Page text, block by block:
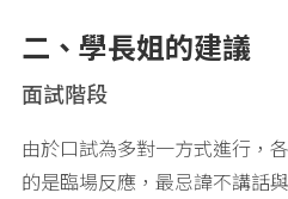
二、學長姐的建議
面試階段
由於口試為多對一方式進行，
的是臨場反應，最忌諱不講話